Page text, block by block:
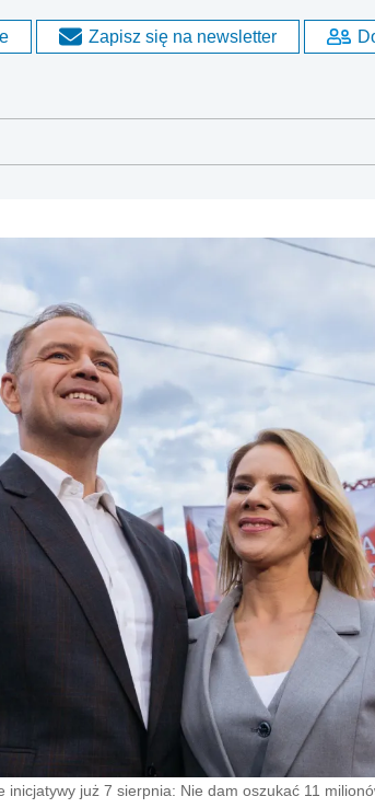
Zapisz się na newsletter
inicjatywy już 7 sierpnia: Nie dam oszukać 11